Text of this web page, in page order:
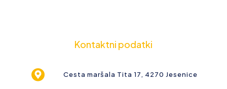
Kontaktni podatki
Cesta maršala Tita 17, 4270 Jesenice